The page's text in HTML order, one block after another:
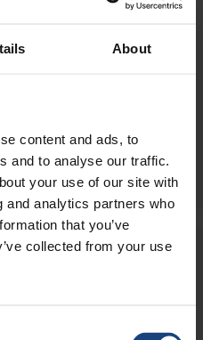
About
content and ads, to
and to analyse our traffic.
your use of our site with
and analytics partners who
that you’ve
collected from your use
Überholung der Presse eines
großen Automobilherstellers